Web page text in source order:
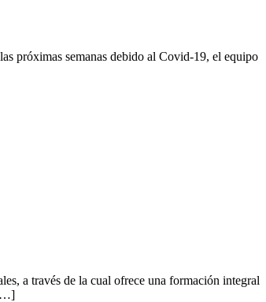
próximas semanas debido al Covid-19, el equipo
a través de la cual ofrece una formación integral
[…]